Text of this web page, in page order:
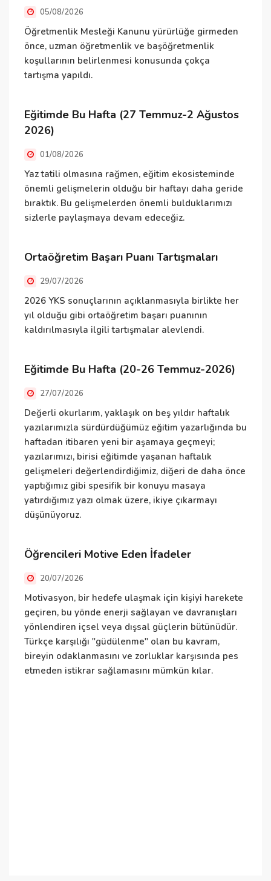
05/08/2026
Öğretmenlik Mesleği Kanunu yürürlüğe girmeden
önce, uzman öğretmenlik ve başöğretmenlik
koşullarının belirlenmesi konusunda çokça
tartışma yapıldı.
Eğitimde Bu Hafta (27 Temmuz-2 Ağustos
2026)
01/08/2026
Yaz tatili olmasına rağmen, eğitim ekosisteminde
önemli gelişmelerin olduğu bir haftayı daha geride
bıraktık. Bu gelişmelerden önemli bulduklarımızı
sizlerle paylaşmaya devam edeceğiz.
Ortaöğretim Başarı Puanı Tartışmaları
29/07/2026
2026 YKS sonuçlarının açıklanmasıyla birlikte her
yıl olduğu gibi ortaöğretim başarı puanının
kaldırılmasıyla ilgili tartışmalar alevlendi.
Eğitimde Bu Hafta (20-26 Temmuz-2026)
27/07/2026
Değerli okurlarım, yaklaşık on beş yıldır haftalık
yazılarımızla sürdürdüğümüz eğitim yazarlığında bu
haftadan itibaren yeni bir aşamaya geçmeyi;
yazılarımızı, birisi eğitimde yaşanan haftalık
gelişmeleri değerlendirdiğimiz, diğeri de daha önce
yaptığımız gibi spesifik bir konuyu masaya
yatırdığımız yazı olmak üzere, ikiye çıkarmayı
düşünüyoruz.
Öğrencileri Motive Eden İfadeler
20/07/2026
Motivasyon, bir hedefe ulaşmak için kişiyi harekete
geçiren, bu yönde enerji sağlayan ve davranışları
yönlendiren içsel veya dışsal güçlerin bütünüdür.
Türkçe karşılığı "güdülenme" olan bu kavram,
bireyin odaklanmasını ve zorluklar karşısında pes
etmeden istikrar sağlamasını mümkün kılar.